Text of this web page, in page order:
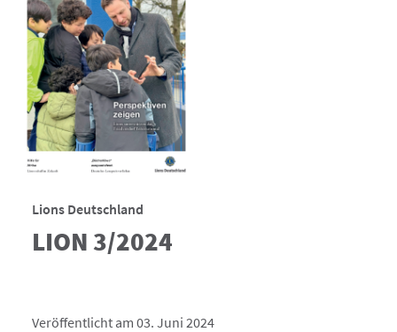
Lions Deutschland
LION 3/2024
Veröffentlicht am 03. Juni 2024